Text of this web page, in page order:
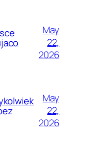
May
22,
2026
May
22,
2026